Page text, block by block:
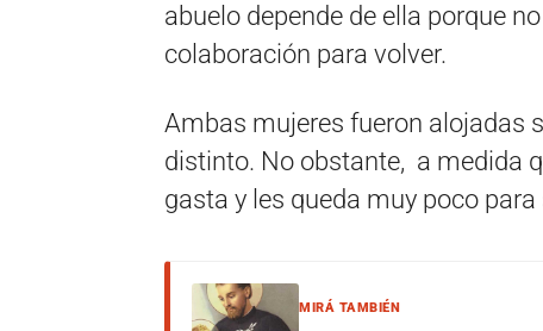
abuelo depende de ella porque
colaboración para volver.
Ambas mujeres fueron alojadas
distinto. No obstante, a medida
gasta y les queda muy poco
MIRÁ TAMBIÉN